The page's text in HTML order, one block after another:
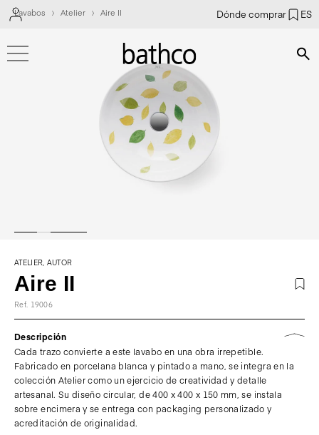
Dónde comprar ES
Lavabos Atelier Aire II
ATELIER, AUTOR
Aire II
Ref. 19006
Descripción
Cada trazo convierte a este lavabo en una obra irrepetible.
Fabricado en porcelana blanca y pintado a mano, se integra en la
colección Atelier como un ejercicio de creatividad y detalle
artesanal. Su diseño circular, de 400 x 400 x 150 mm, se instala
sobre encimera y se entrega con packaging personalizado y
acreditación de originalidad.